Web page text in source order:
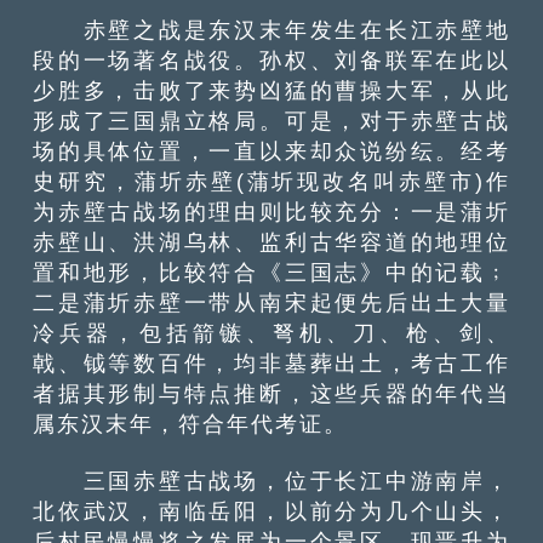
赤壁之战是东汉末年发生在长江赤壁地
段的一场著名战役。孙权、刘备联军在此以
少胜多，击败了来势凶猛的曹操大军，从此
形成了三国鼎立格局。可是，对于赤壁古战
场的具体位置，一直以来却众说纷纭。经考
史研究，蒲圻赤壁(蒲圻现改名叫赤壁市)作
为赤壁古战场的理由则比较充分：一是蒲圻
赤壁山、洪湖乌林、监利古华容道的地理位
置和地形，比较符合《三国志》中的记载﹔
二是蒲圻赤壁一带从南宋起便先后出土大量
冷兵器，包括箭镞、弩机、刀、枪、剑、
戟、钺等数百件，均非墓葬出土，考古工作
者据其形制与特点推断，这些兵器的年代当
属东汉末年，符合年代考证。
三国赤壁古战场，位于长江中游南岸，
北依武汉，南临岳阳，以前分为几个山头，